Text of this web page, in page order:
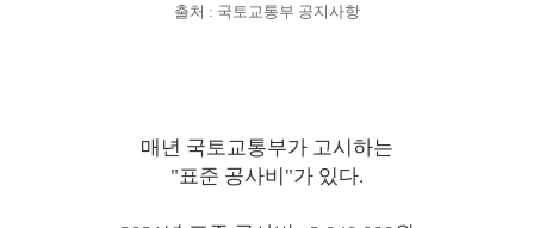
출처 : 국토교통부 공지사항
매년 국토교통부가 고시하는
"표준 공사비"가 있다.